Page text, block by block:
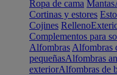
Ropa de cama Mantas
Cortinas y estores
Cojines Relleno
Complementos para
Alfombras Alfombras
pequeñasAlfombras
exteriorAlfombras de